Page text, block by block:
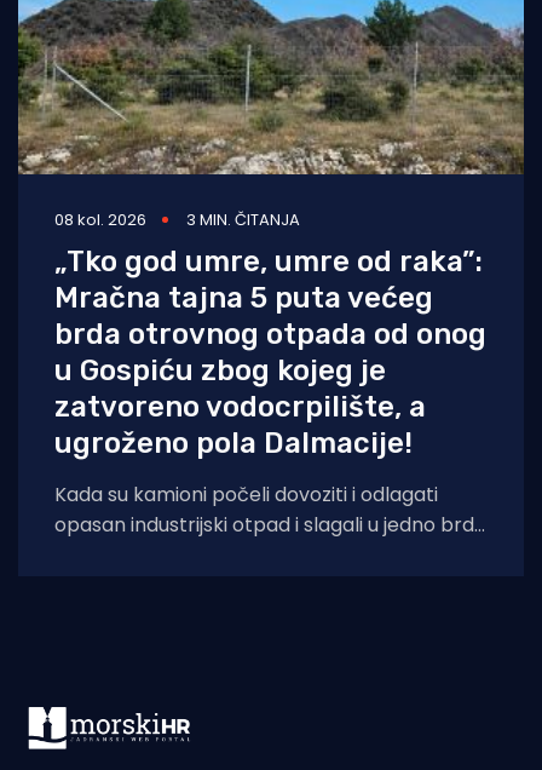
08 kol. 2026 3 MIN. ČITANJA
„Tko god umre, umre od raka”:
Mračna tajna 5 puta većeg
brda otrovnog otpada od onog
u Gospiću zbog kojeg je
zatvoreno vodocrpilište, a
ugroženo pola Dalmacije!
Kada su kamioni počeli dovoziti i odlagati
opasan industrijski otpad i slagali u jedno brdo